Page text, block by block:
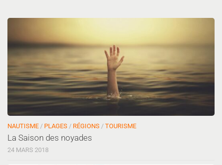
NAUTISME / PLAGES / RÉGIONS / TOURISME
La Saison des noyades
24 MARS 2018